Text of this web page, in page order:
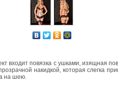
входит повязка с ушками, изящная
накидкой, которая слегка
на шею.